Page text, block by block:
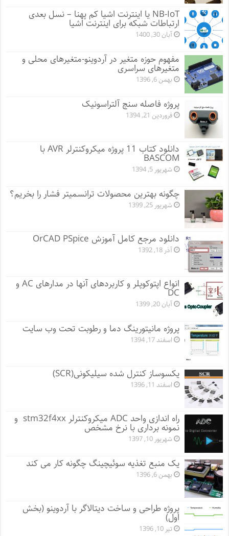
NB-IoT یا اینترنت اشیا کم پهنا – نسل بعدی
ارتباطات شبکه برای اینترنت اشیا
آبان 30, 1400
مفهوم حوزه متغیر در آردوینو-متغیرهای محلی و
متغیرهای سراسری
بهمن 6, 1396
پروژه فاصله سنج آلتراسونیک
فروردین 21, 1394
دانلود کتاب 11 پروژه میکروکنترلر AVR با
BASCOM
شهریور 5, 1394
چگونه بهترین محصولات ترانسمیتر فشار را بخریم؟
شهریور 25, 1399
دانلود مرجع کامل آموزش OrCAD PSpice
آذر 18, 1392
انواع اپتوکوپلر و کاربردهای آنها در مدارهای AC و
DC
آبان 20, 1399
پروژه مانيتورينگ دما و رطوبت تحت وب سایت
اسفند 17, 1394
یکسوساز کنترل شده سیلیکونی(SCR)
اسفند 11, 1396
راه اندازی واحد ADC میکروکنترلر stm32f4xx و
نمونه برداری با نرخ مشخص
شهریور 10, 1397
یک منبع تغذیه سوئیچینگ چگونه کار می کند
بهمن 6, 1396
پروژه طراحی و ساخت دیتالاگر با آردوینو (بخش
اول)
تیر 10, 1396